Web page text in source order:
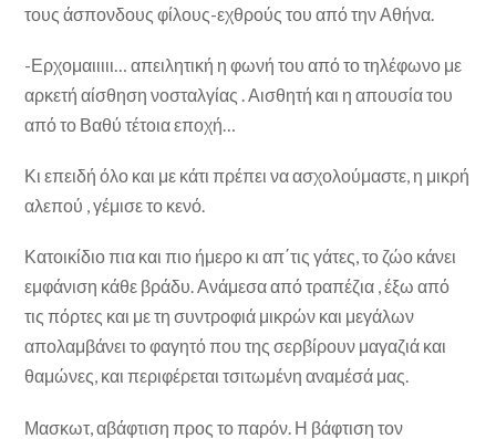
τους άσπονδους φίλους-εχθρούς του από την Αθήνα.
-Ερχομαιιιιι… απειλητική η φωνή του από το τηλέφωνο με
αρκετή αίσθηση νοσταλγίας . Αισθητή και η απουσία του
από το Βαθύ τέτοια εποχή…
Κι επειδή όλο και με κάτι πρέπει να ασχολούμαστε, η μικρή
αλεπού , γέμισε το κενό.
Κατοικίδιο πια και πιο ήμερο κι απ΄τις γάτες, το ζώο κάνει
εμφάνιση κάθε βράδυ. Ανάμεσα από τραπέζια , έξω από
τις πόρτες και με τη συντροφιά μικρών και μεγάλων
απολαμβάνει το φαγητό που της σερβίρουν μαγαζιά και
θαμώνες, και περιφέρεται τσιτωμένη αναμέσά μας.
Μασκωτ, αβάφτιση προς το παρόν. Η βάφτιση τον